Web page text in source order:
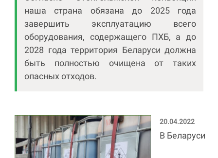
наша страна обязана до 2025 года
завершить эксплуатацию всего
оборудования, содержащего ПХБ, а до
2028 года территория Беларуси должна
быть полностью очищена от таких
опасных отходов.
20.04.2022
В Беларуси